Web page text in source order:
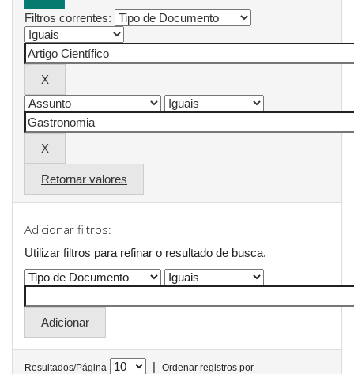
Filtros correntes:
Retornar valores
Adicionar filtros:
Utilizar filtros para refinar o resultado de busca.
Resultados/Página |
Ordenar registros por